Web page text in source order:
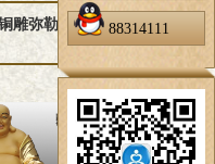
88314111